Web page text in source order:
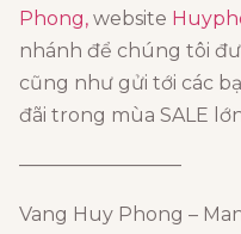
Phong, website
nhánh để chúng tôi
cũng như gửi tới các
đãi trong mùa SALE
————————–
Vang Huy Phong –